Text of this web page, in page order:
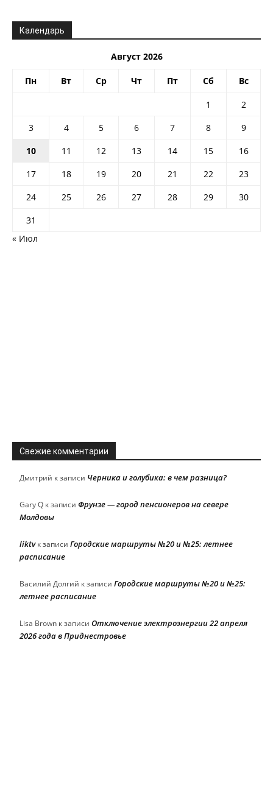
Календарь
Август 2026
Пн Вт Ср Чт Пт Сб Вс
1
2
3
4 5 6 7 8
9
10
11 12 13 14 15
16
17
18 19 20 21 22
23
24
25 26 27 28 29
30
31
« Июл
Свежие комментарии
Дмитрий к записи Черника и голубика: в чем разница?
Gary Q к записи Фрунзе — город пенсионеров на севере
Молдовы
liktvк записи Городские маршруты №20 и №25: летнее
расписание
Василий Долгий к записи Городские маршруты №20 и №25:
летнее расписание
Lisa Brown к записи Отключение электроэнергии 22 апреля
2026 года в Приднестровье